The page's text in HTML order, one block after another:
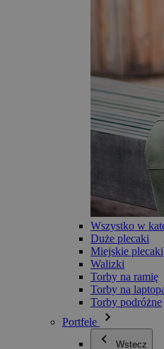
Wszystko w
Duże plecaki
Miejskie plecaki
Walizki
Torby na ramię
Torby na
Torby podróżne
Portfele
Wstecz